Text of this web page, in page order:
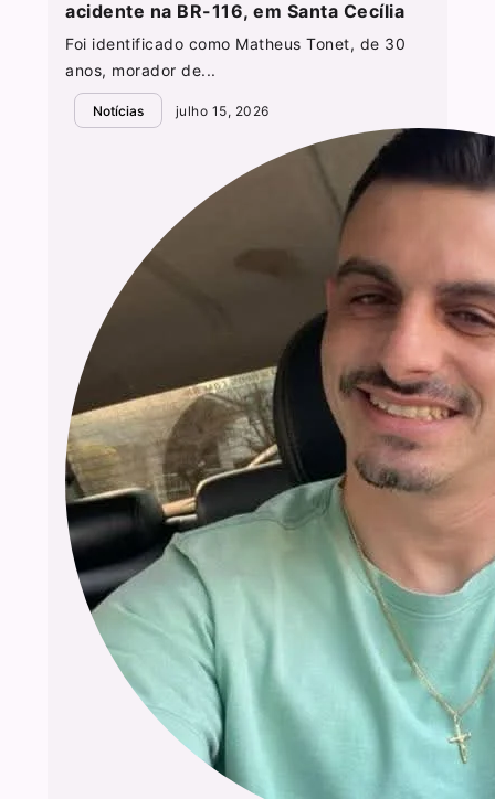
acidente na BR-116, em Santa Cecília
Foi identificado como Matheus Tonet, de 30
anos, morador de...
Notícias julho 15, 2026